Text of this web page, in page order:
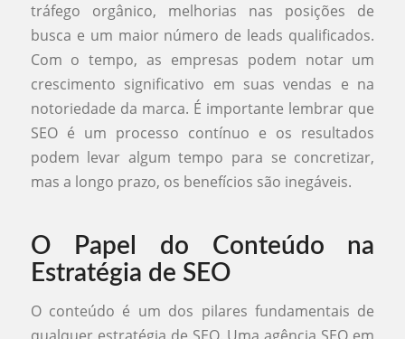
tráfego orgânico, melhorias nas posições de
busca e um maior número de leads qualificados.
Com o tempo, as empresas podem notar um
crescimento significativo em suas vendas e na
notoriedade da marca. É importante lembrar que
SEO é um processo contínuo e os resultados
podem levar algum tempo para se concretizar,
mas a longo prazo, os benefícios são inegáveis.
O Papel do Conteúdo na
Estratégia de SEO
O conteúdo é um dos pilares fundamentais de